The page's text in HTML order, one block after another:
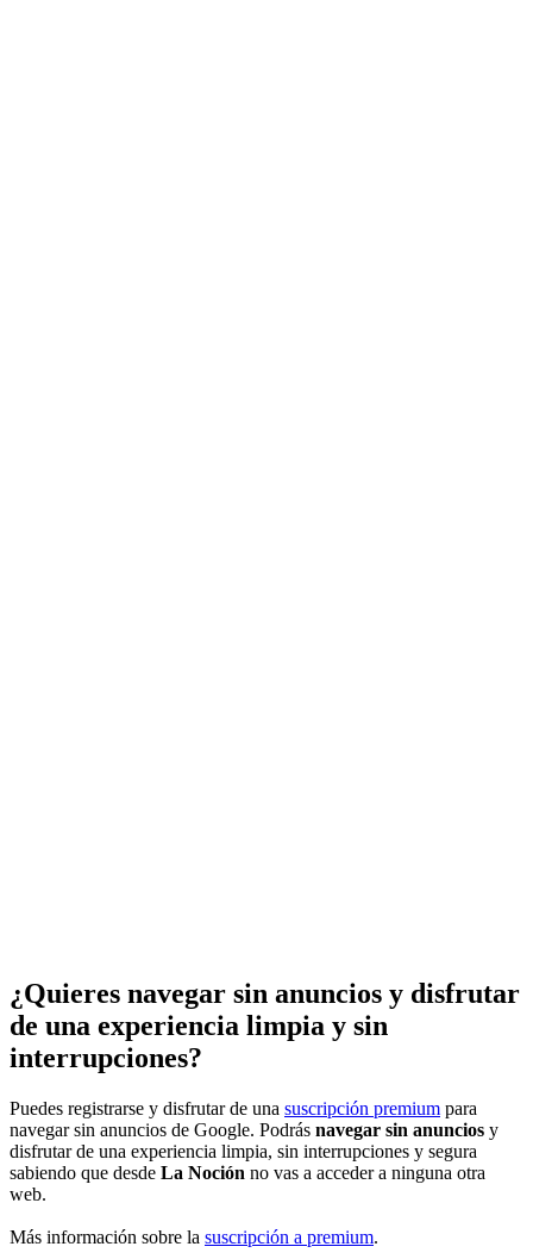
¿Quieres navegar sin anuncios y disfrutar
de una experiencia limpia y sin
interrupciones?
Puedes registrarse y disfrutar de una suscripción premium para
navegar sin anuncios de Google. Podrás navegar sin anuncios y
disfrutar de una experiencia limpia, sin interrupciones y segura
sabiendo que desde La Noción no vas a acceder a ninguna otra
web.
Más información sobre la suscripción a premium.